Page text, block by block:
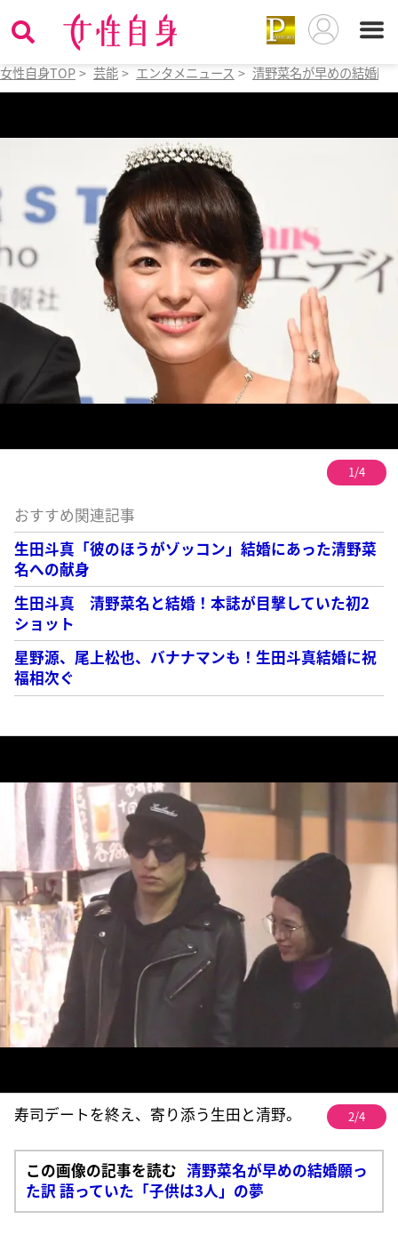
女性自身TOP > 芸能 > エンタメニュース > 清野菜名が早めの結婚願
1/4
おすすめ関連記事
生田斗真「彼のほうがゾッコン」結婚にあった清野菜
名への献身
生田斗真 清野菜名と結婚！本誌が目撃していた初2
ショット
星野源、尾上松也、バナナマンも！生田斗真結婚に祝
福相次ぐ
寿司デートを終え、寄り添う生田と清野。 2/4
この画像の記事を読む 清野菜名が早めの結婚願っ
た訳 語っていた「子供は3人」の夢